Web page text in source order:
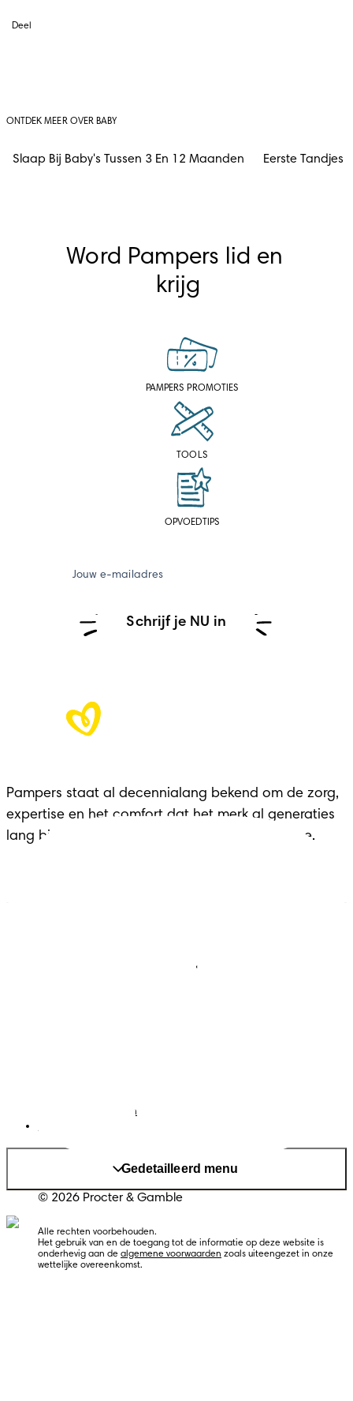
Deel
ONTDEK MEER OVER BABY
Slaap Bij Baby's Tussen 3 En 12 Maanden Eerste Tandjes
Word Pampers lid en
krijg
PAMPERS PROMOTIES
TOOLS
OPVOEDTIPS
Jouw e-mailadres
Schrijf je NU in
Pampers staat al decennialang bekend om de zorg,
expertise en het comfort dat het merk al generaties
lang biedt aan gezinnen in elke belangrijke fase.
Land/regio wijzigen
Gedetailleerd menu
© 2026 Procter & Gamble
Alle rechten voorbehouden.
Het gebruik van en de toegang tot de informatie op deze website is
onderhevig aan de algemene voorwaarden zoals uiteengezet in onze
wettelijke overeenkomst.